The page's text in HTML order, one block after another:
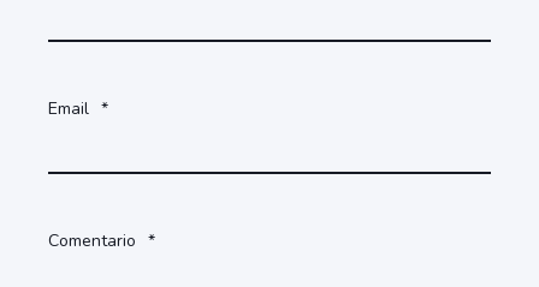
Email *
Comentario *